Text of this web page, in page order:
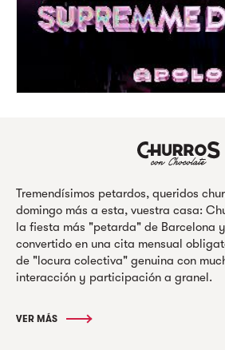
Tremendísimos petardos, queridos
domingo más a esta, vuestra casa:
la fiesta más "petarda" de Barcelona
convertido en una cita mensual
de "locura colectiva" genuina con
interacción y participación a granel.
VER MÁS